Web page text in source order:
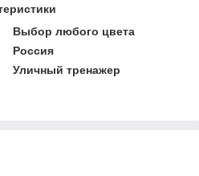
Выбор любого цвета
Россия
Уличный тренажер